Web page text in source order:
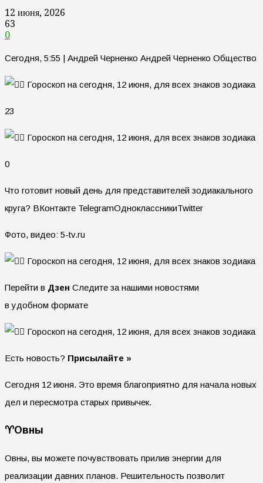
12 июня, 2026
63
0
Сегодня, 5:55 | Андрей Черненко Андрей Черненко Общество
23
0
Что готовит новый день для представителей зодиакального
круга? ВКонтакте TelegramОдноклассникиTwitter
Фото, видео: 5-tv.ru
Перейти в Дзен Следите за нашими новостями
в удобном формате
Есть новость? Присылайте »
Сегодня 12 июня. Это время благоприятно для начала новых
дел и пересмотра старых привычек.
♈️Овны
Овны, вы можете почувствовать прилив энергии для
реализации давних планов. Решительность позволит